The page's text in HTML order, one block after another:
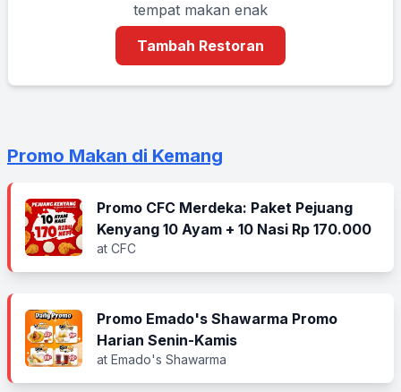
tempat makan enak
Tambah Restoran
Promo Makan di Kemang
Promo CFC Merdeka: Paket Pejuang
Kenyang 10 Ayam + 10 Nasi Rp 170.000
at CFC
Promo Emado's Shawarma Promo
Harian Senin-Kamis
at Emado's Shawarma